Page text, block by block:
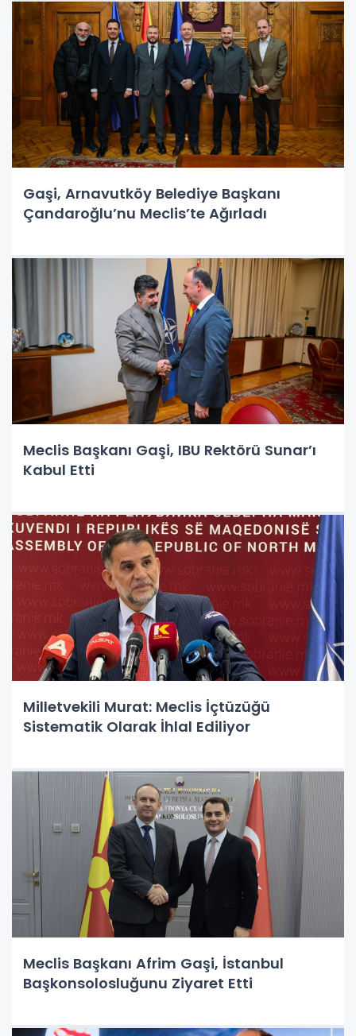
Gaşi, Arnavutköy Belediye Başkanı
Çandaroğlu’nu Meclis’te Ağırladı
Meclis Başkanı Gaşi, IBU Rektörü Sunar’ı
Kabul Etti
Milletvekili Murat: Meclis İçtüzüğü
Sistematik Olarak İhlal Ediliyor
Meclis Başkanı Afrim Gaşi, İstanbul
Başkonsolosluğunu Ziyaret Etti